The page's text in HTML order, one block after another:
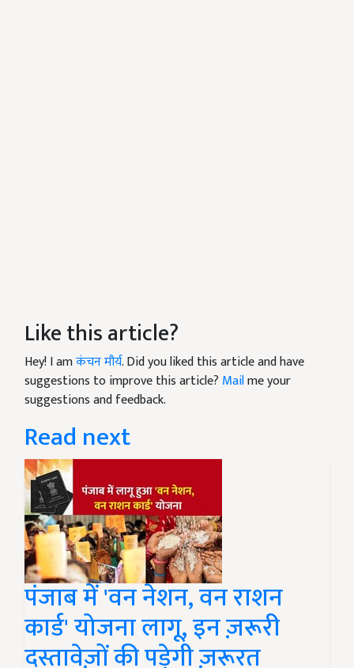
Like this article?
Hey! I amकंचन मौर्य. Did you liked this article and have
suggestions to improve this article? Mailme your
suggestions and feedback.
Read next
पंजाब में 'वन नेशन, वन राशन
कार्ड' योजना लागू, इन ज़रूरी
दस्तावेज़ों की पड़ेगी ज़रूरत